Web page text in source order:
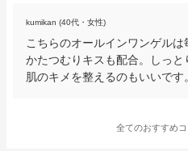
kumikan (40代・女性)
こちらのオールインワンゲルは
かたつむりキスも配合。しっと
肌のキメを整えるのもいいです。
全てのおすすめコ